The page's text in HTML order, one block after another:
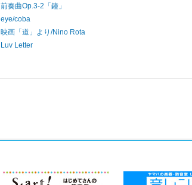
前奏曲Op.3-2「鐘」
eye/coba
映画「道」より/Nino Rota
Luv Letter